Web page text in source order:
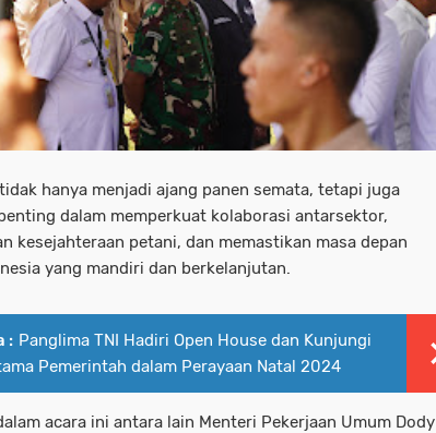
hanya menjadi ajang panen semata, tetapi juga
dalam memperkuat kolaborasi antarsektor,
kesejahteraan petani, dan memastikan masa depan
yang mandiri dan berkelanjutan.
: Panglima TNI Hadiri Open House dan Kunjungi
Pemerintah dalam Perayaan Natal 2024
acara ini antara lain Menteri Pekerjaan Umum Dody